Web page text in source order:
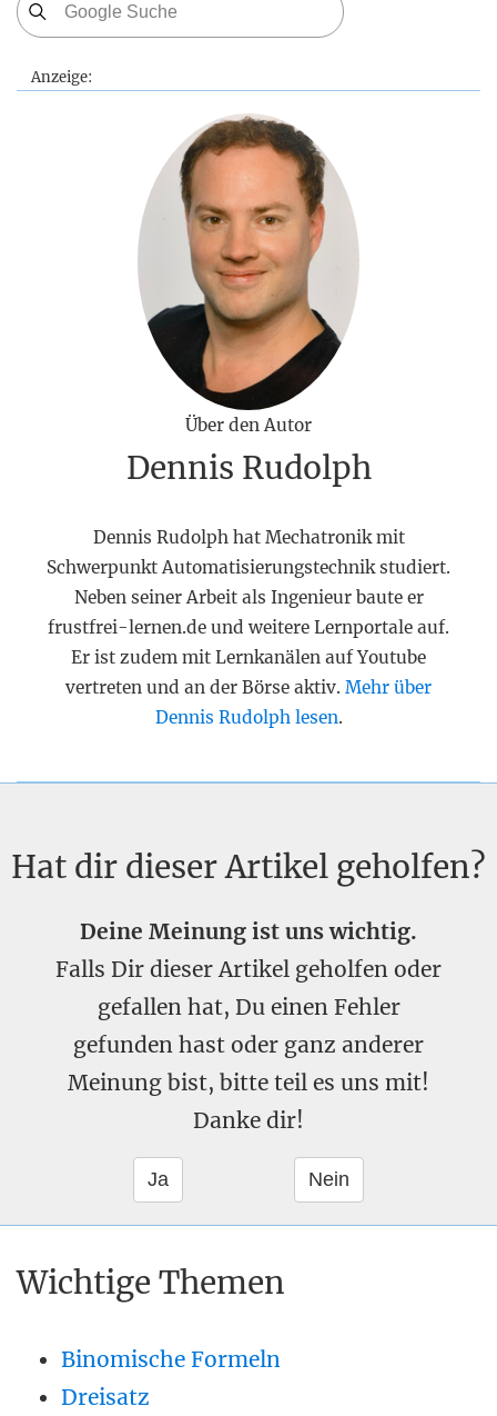
Anzeige:
Über den Autor
Dennis Rudolph
Dennis Rudolph hat Mechatronik mit
Schwerpunkt Automatisierungstechnik studiert.
Neben seiner Arbeit als Ingenieur baute er
frustfrei-lernen.de und weitere Lernportale auf.
Er ist zudem mit Lernkanälen auf Youtube
vertreten und an der Börse aktiv. Mehr über
Dennis Rudolph lesen.
Hat dir dieser Artikel geholfen?
Deine Meinung ist uns wichtig.
Falls Dir dieser Artikel geholfen oder
gefallen hat, Du einen Fehler
gefunden hast oder ganz anderer
Meinung bist, bitte teil es uns mit!
Danke dir!
Wichtige Themen
Binomische Formeln
Dreisatz